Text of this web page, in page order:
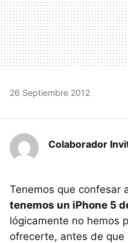
26 Septiembre 2012
Colaborador
Tenemos que confesar
tenemos un iPhone 5
lógicamente no hemos
ofrecerte, antes de que